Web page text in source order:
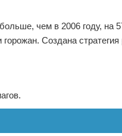
чем в 2006 году, на
Создана стратегия